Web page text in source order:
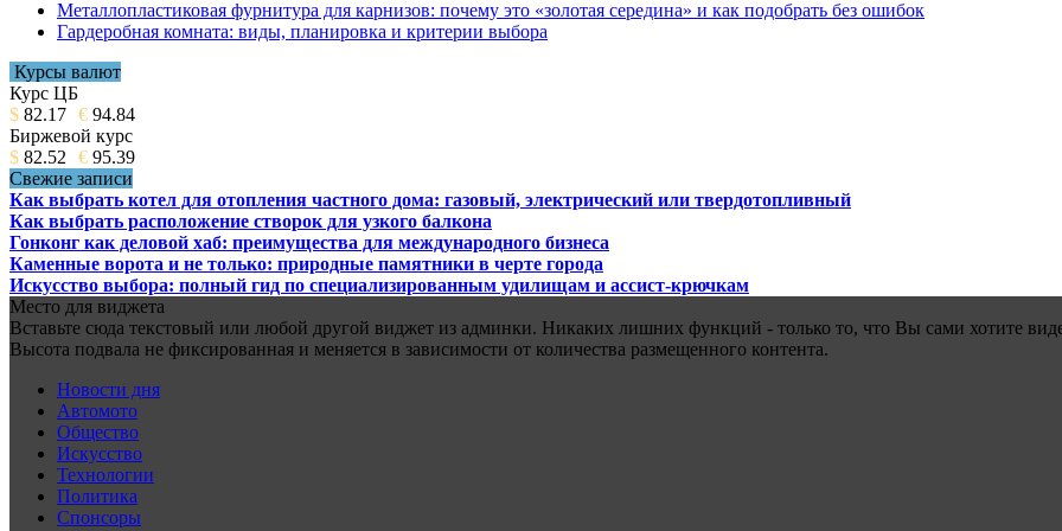
Металлопластиковая фурнитура для карнизов: почему это «золотая середина» и как подобрать без ошибок
Гардеробная комната: виды, планировка и критерии выбора
Курсы валют
Курс ЦБ
$ 82.17 € 94.84
Биржевой курс
$ 82.52 € 95.39
Свежие записи
Как выбрать котел для отопления частного дома: газовый, электрический или твердотопливный
Как выбрать расположение створок для узкого балкона
Гонконг как деловой хаб: преимущества для международного бизнеса
Каменные ворота и не только: природные памятники в черте города
Искусство выбора: полный гид по специализированным удилищам и ассист-крючкам
Место для виджета
Вставьте сюда текстовый или любой другой виджет из админки. Никаких лишних функций - только то, что Вы сами хотите
Высота подвала не фиксированная и меняется в зависимости от количества размещенного контента.
Новости дня
Автомото
Общество
Искусство
Технологии
Политика
Спонсоры